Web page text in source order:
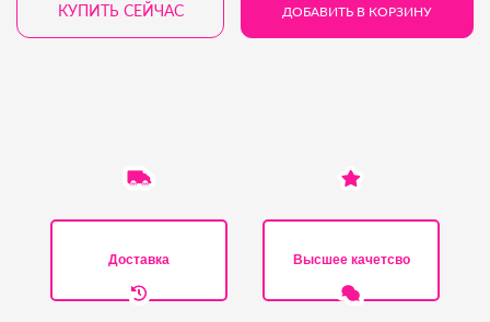
КУПИТЬ СЕЙЧАС ДОБАВИТЬ В КОРЗИНУ
Доставка Высшее качетсво